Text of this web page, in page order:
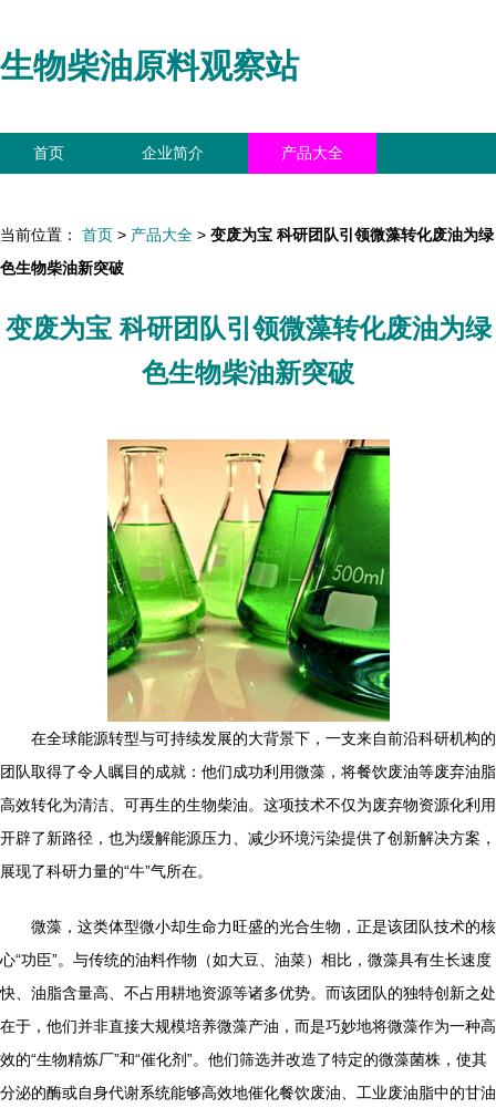
生物柴油原料观察站
首页 企业简介 产品大全
当前位置： 首页 > 产品大全 > 变废为宝 科研团队引领微藻转化废油为绿
色生物柴油新突破
变废为宝 科研团队引领微藻转化废油为绿
色生物柴油新突破
在全球能源转型与可持续发展的大背景下，一支来自前沿科研机构的
团队取得了令人瞩目的成就：他们成功利用微藻，将餐饮废油等废弃油脂
高效转化为清洁、可再生的生物柴油。这项技术不仅为废弃物资源化利用
开辟了新路径，也为缓解能源压力、减少环境污染提供了创新解决方案，
展现了科研力量的“牛”气所在。
微藻，这类体型微小却生命力旺盛的光合生物，正是该团队技术的核
心“功臣”。与传统的油料作物（如大豆、油菜）相比，微藻具有生长速度
快、油脂含量高、不占用耕地资源等诸多优势。而该团队的独特创新之处
在于，他们并非直接大规模培养微藻产油，而是巧妙地将微藻作为一种高
效的“生物精炼厂”和“催化剂”。他们筛选并改造了特定的微藻菌株，使其
分泌的酶或自身代谢系统能够高效地催化餐饮废油、工业废油脂中的甘油